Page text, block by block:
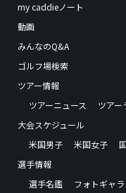
my caddieノート
動画
みんなのQ&A
ゴルフ場検索
ツアー情報
ツアーニュース
ツアー
大会スケジュール
米国男子
米国女子
選手情報
選手名鑑
フォトギャ